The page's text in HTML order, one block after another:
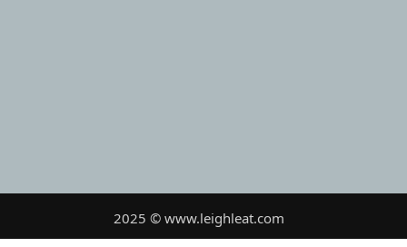
2025 © www.leighleat.com